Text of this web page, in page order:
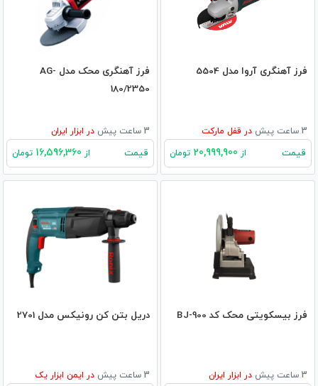
فرز آهنگری آروا مدل 5504
3 ساعت پیش در قفل مارکت
قیمت از تومان
فرز آهنگری محک مدل AG-
180/2350
3 ساعت پیش در ابزار ایران
قیمت از تومان
فرز بیسکویتی محک کد BJ-900
3 ساعت پیش در ابزار ایران
دریل بتن کن رونیکس مدل 2701
3 ساعت پیش در ایمن ابزار یک